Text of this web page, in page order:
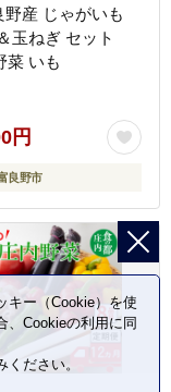
野産 じゃがいも
玉ねぎ セット
菜 いも
円
良野市
キー（Cookie）を使
、Cookieの利用に同
ください。